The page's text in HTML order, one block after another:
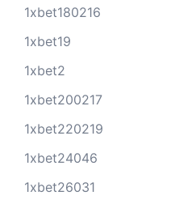
1xbet180216
1xbet19
1xbet2
1xbet200217
1xbet220219
1xbet24046
1xbet26031